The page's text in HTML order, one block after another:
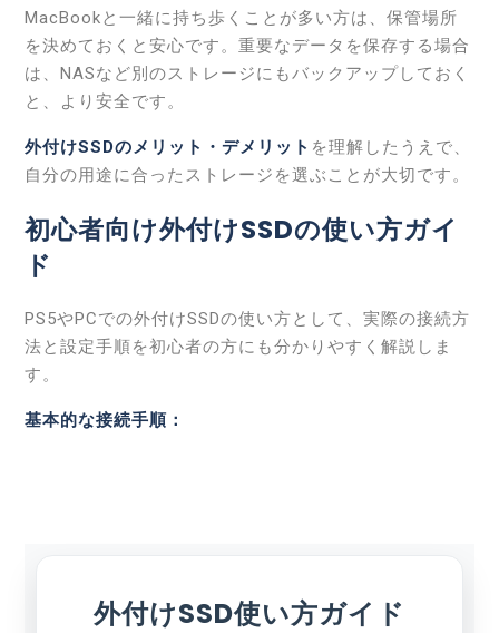
MacBookと一緒に持ち歩くことが多い方は、保管場所
を決めておくと安心です。重要なデータを保存する場合
は、NASなど別のストレージにもバックアップしておく
と、より安全です。
外付けSSDのメリット・デメリット を理解したうえで、
自分の用途に合ったストレージを選ぶことが大切です。
初心者向け外付けSSDの使い方ガイ
ド
PS5やPCでの外付けSSDの使い方として、実際の接続方
法と設定手順を初心者の方にも分かりやすく解説しま
す。
基本的な接続手順：
外付けSSD使い方ガイド